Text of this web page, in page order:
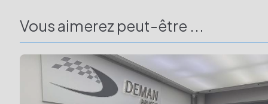
Vous aimerez peut-être ...